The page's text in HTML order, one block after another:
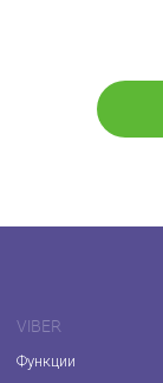
VIBER
Функции